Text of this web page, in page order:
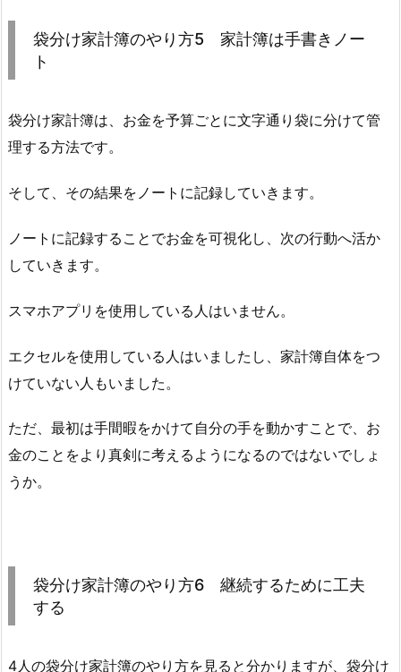
袋分け家計簿のやり方5 家計簿は手書きノー
ト
袋分け家計簿は、お金を予算ごとに文字通り袋に分けて管
理する方法です。
そして、その結果をノートに記録していきます。
ノートに記録することでお金を可視化し、次の行動へ活か
していきます。
スマホアプリを使用している人はいません。
エクセルを使用している人はいましたし、家計簿自体をつ
けていない人もいました。
ただ、最初は手間暇をかけて自分の手を動かすことで、お
金のことをより真剣に考えるようになるのではないでしょ
うか。
袋分け家計簿のやり方6 継続するために工夫
する
4人の袋分け家計簿のやり方を見ると分かりますが、袋分け